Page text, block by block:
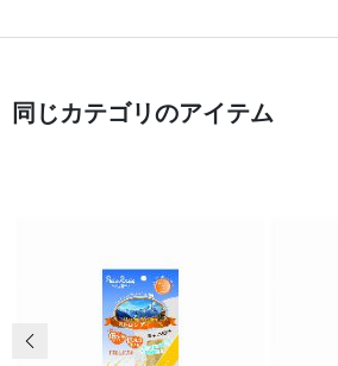
同じカテゴリのアイテム
前の画像